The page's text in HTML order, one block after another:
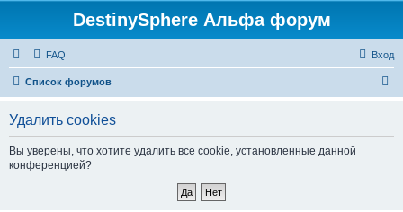
DestinySphere Альфа форум
FAQ Вход
Список форумов
Удалить cookies
Вы уверены, что хотите удалить все cookie, установленные данной
конференцией?